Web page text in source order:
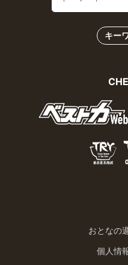
キー
おとなの
個人情